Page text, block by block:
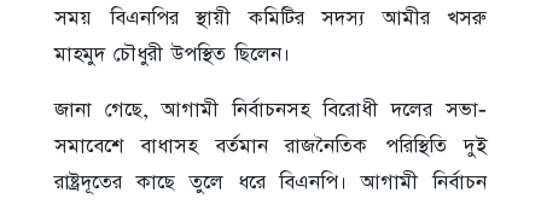
সময় বিএনপির স্থায়ী কমিটির সদস্য আমীর খসরু
মাহমুদ চৌধুরী উপস্থিত ছিলেন।
জানা গেছে, আগামী নির্বাচনসহ বিরোধী দলের সভা-
সমাবেশে বাধাসহ বর্তমান রাজনৈতিক পরিস্থিতি দুই
রাষ্ট্রদূতের কাছে তুলে ধরে বিএনপি। আগামী নির্বাচন